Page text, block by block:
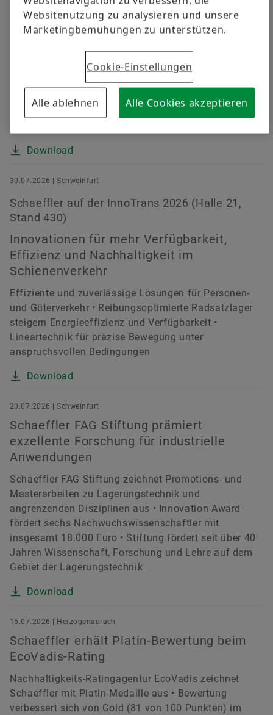
Umsatz mit 11,7 Milliarden Euro trotz
herausfordernder Marktbedingungen auf
Vorjahresniveau (währungsbereinigt plus 0,4 Prozent)
• EBIT-Marge vor Sondereffekten um rund 15 Prozent
auf 4,7 Prozent verbessert (Vorjahr: 4,1 Prozent) • E-
Mobility mit kontinuierlicher Margenverbesserung,
Powertrain & Chassis und Vehicle Lifetime Solutions
Download
30.07.2026 | Schweinfurt
Schaeffler auf der InnoTrans 2026 (Halle 21,
Stand 430)
Innovationen für mehr Verfügbarkeit,
Effizienz und Nachhaltigkeit im
Schienenverkehr
Effiziente und zuverlässige Lösungen für Personen-
und Güterverkehr • Reibungsoptimierte Radsatzlager
steigern Energieeffizienz und Verfügbarkeit •
Lineartechnik für präzise Bewegung unter
anspruchsvollen Bedingungen
Download
20.07.2026 | Schweinfurt
Schaeffler FAG Stiftung prämiert
exzellente Forschung für industrielle
Anwendungen
Schaeffler FAG Stiftung zeichnet Promotions- und
Masterarbeiten zu Lagerungstechnik und
angrenzenden Disziplinen aus • Innovation Award
fördert sechs Nachwuchswissenschaftler mit
insgesamt 18.000 Euro • Stiftung fördert seit über 40
Jahren Wissenschaft, Forschung und Lehre auf dem
Gebiet der Lagerungstechnik
Download
15.07.2026 | Herzogenaurach
Schaeffler erhält Platin-Bewertung beim
EcoVadis-Rating
Nachhaltigkeits-Ratingagentur EcoVadis zeichnet
Schaeffler mit Platin-Medaille aus • Bewertung
verbessert sich von Gold (81 von 100 Punkten) im
Websitenutzung zu analysieren und unsere
Marketingbemühungen zu unterstützen.
Cookie-Einstellungen
Alle ablehnen Alle Cookies akzeptieren